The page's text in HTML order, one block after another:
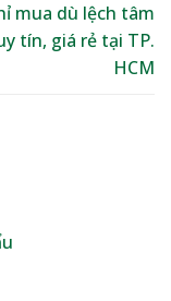
mua dù lệch tâm
tín, giá rẻ tại TP.
HCM